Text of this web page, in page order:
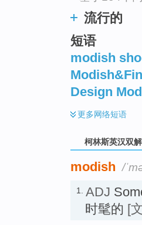
流行的
短语
modish
Design
更多网络短语
柯林斯英汉双
modish /
1. ADJ
时髦的 [